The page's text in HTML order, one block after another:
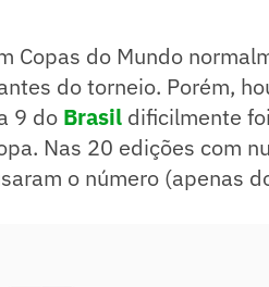
Copas do Mundo
do torneio. Porém,
9 do Brasil dificilmente
Nas 20 edições com
o número (apenas